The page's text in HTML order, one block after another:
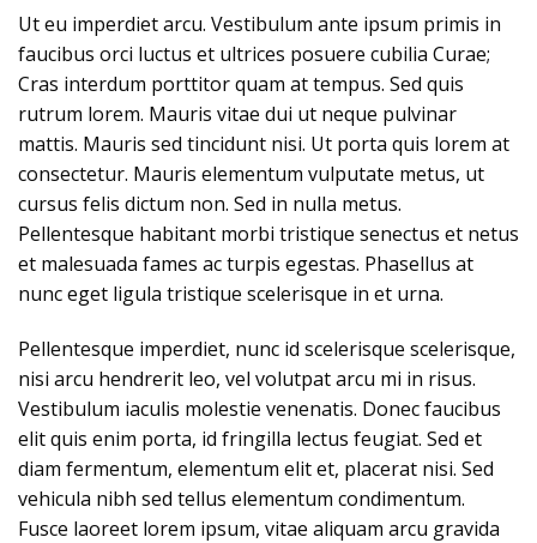
Ut eu imperdiet arcu. Vestibulum ante ipsum primis in
faucibus orci luctus et ultrices posuere cubilia Curae;
Cras interdum porttitor quam at tempus. Sed quis
rutrum lorem. Mauris vitae dui ut neque pulvinar
mattis. Mauris sed tincidunt nisi. Ut porta quis lorem at
consectetur. Mauris elementum vulputate metus, ut
cursus felis dictum non. Sed in nulla metus.
Pellentesque habitant morbi tristique senectus et netus
et malesuada fames ac turpis egestas. Phasellus at
nunc eget ligula tristique scelerisque in et urna.
Pellentesque imperdiet, nunc id scelerisque scelerisque,
nisi arcu hendrerit leo, vel volutpat arcu mi in risus.
Vestibulum iaculis molestie venenatis. Donec faucibus
elit quis enim porta, id fringilla lectus feugiat. Sed et
diam fermentum, elementum elit et, placerat nisi. Sed
vehicula nibh sed tellus elementum condimentum.
Fusce laoreet lorem ipsum, vitae aliquam arcu gravida